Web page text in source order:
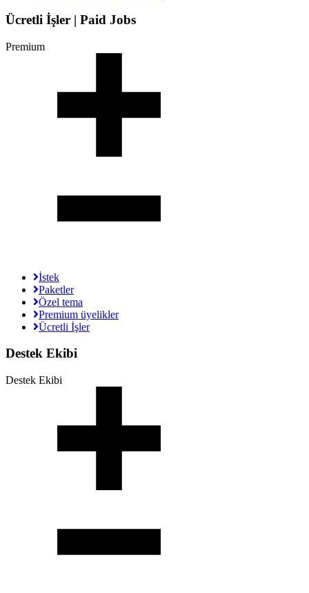
Ücretli İşler | Paid Jobs
Premium
İstek
Paketler
Özel tema
Premium üyelikler
Ücretli İşler
Destek Ekibi
Destek Ekibi